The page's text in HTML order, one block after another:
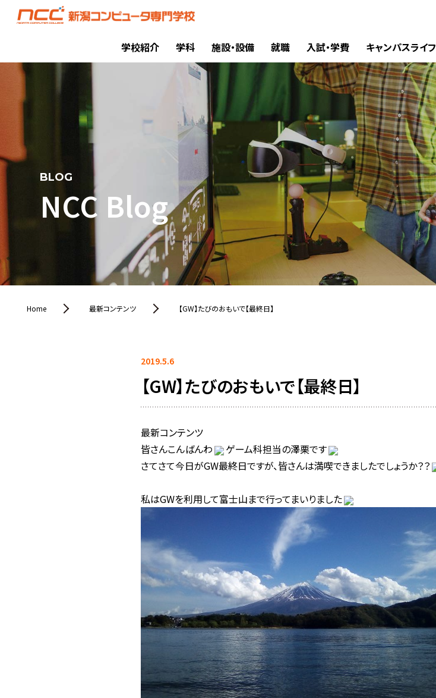
学校紹介 学科 施設・設備 就職 入試・学費 キャンパスライフ
BLOG
NCC Blog
Home 最新コンテンツ 【GW】たびのおもいで【最終日】
2019.5.6
【GW】たびのおもいで【最終日】
最新コンテンツ
皆さんこんばんわ
ゲーム科担当の澤栗です
さてさて今日がGW最終日ですが、皆さんは満喫できましたでしょうか？？
私はGWを利用して富士山まで行ってまいりました